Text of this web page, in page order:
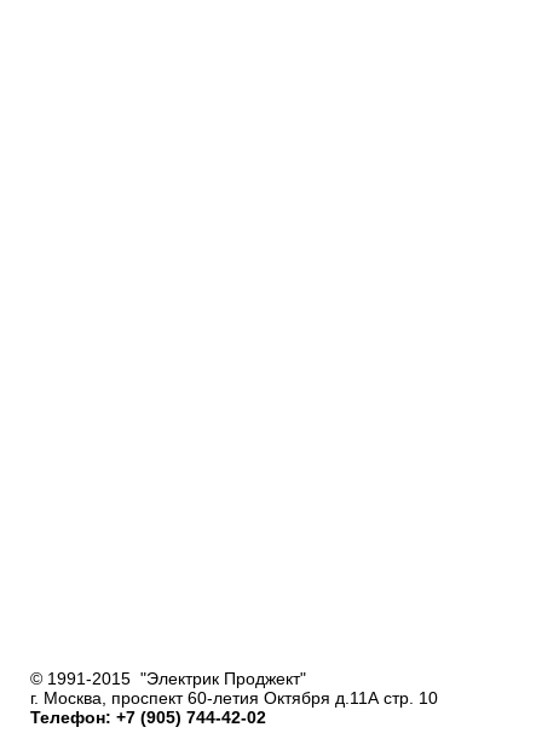
© 1991-2015 "Электрик Проджект"
г. Москва, проспект 60-летия Октября д.11А стр. 10
Телефон: +7 (905) 744-42-02